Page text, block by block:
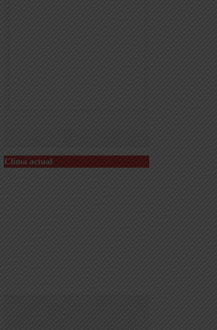
Clima actual